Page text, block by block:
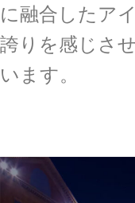
に融合したア
誇りを感じさ
います。